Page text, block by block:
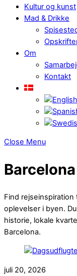
Kultur og kunst
Mad & Drikke
Om
Kontakt
Close Menu
Barcelona
Find
oplevelser i byen.
historie, lokale
Barcelona.
juli 20, 2026